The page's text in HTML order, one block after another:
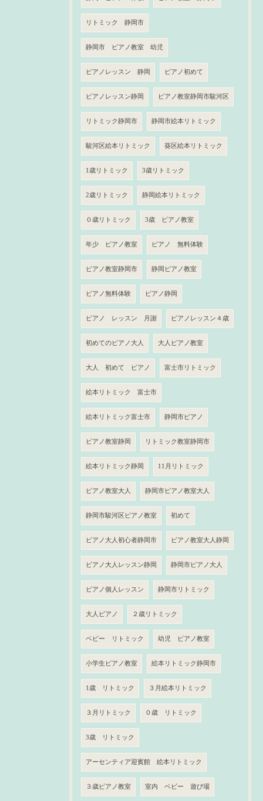
リトミック 静岡市
静岡市 ピアノ教室 幼児
ピアノレッスン 静岡 ピアノ初めて
ピアノレッスン静岡 ピアノ教室静岡市駿河区
リトミック静岡市 静岡市絵本リトミック
駿河区絵本リトミック 葵区絵本リトミック
1歳リトミック 3歳リトミック
2歳リトミック 静岡絵本リトミック
０歳リトミック 3歳 ピアノ教室
年少 ピアノ教室 ピアノ 無料体験
ピアノ教室静岡市 静岡ピアノ教室
ピアノ無料体験 ピアノ静岡
ピアノ レッスン 月謝 ピアノレッスン４歳
初めてのピアノ大人 大人ピアノ教室
大人 初めて ピアノ 富士市リトミック
絵本リトミック 富士市
絵本リトミック富士市 静岡市ピアノ
ピアノ教室静岡 リトミック教室静岡市
絵本リトミック静岡 11月リトミック
ピアノ教室大人 静岡市ピアノ教室大人
静岡市駿河区ピアノ教室 初めて
ピアノ大人初心者静岡市 ピアノ教室大人静岡
ピアノ大人レッスン静岡 静岡市ピアノ大人
ピアノ個人レッスン 静岡市リトミック
大人ピアノ ２歳リトミック
ベビー リトミック 幼児 ピアノ教室
小学生ピアノ教室 絵本リトミック静岡市
1歳 リトミック ３月絵本リトミック
３月リトミック ０歳 リトミック
3歳 リトミック
アーセンティア迎賓館 絵本リトミック
３歳ピアノ教室 室内 ベビー 遊び場